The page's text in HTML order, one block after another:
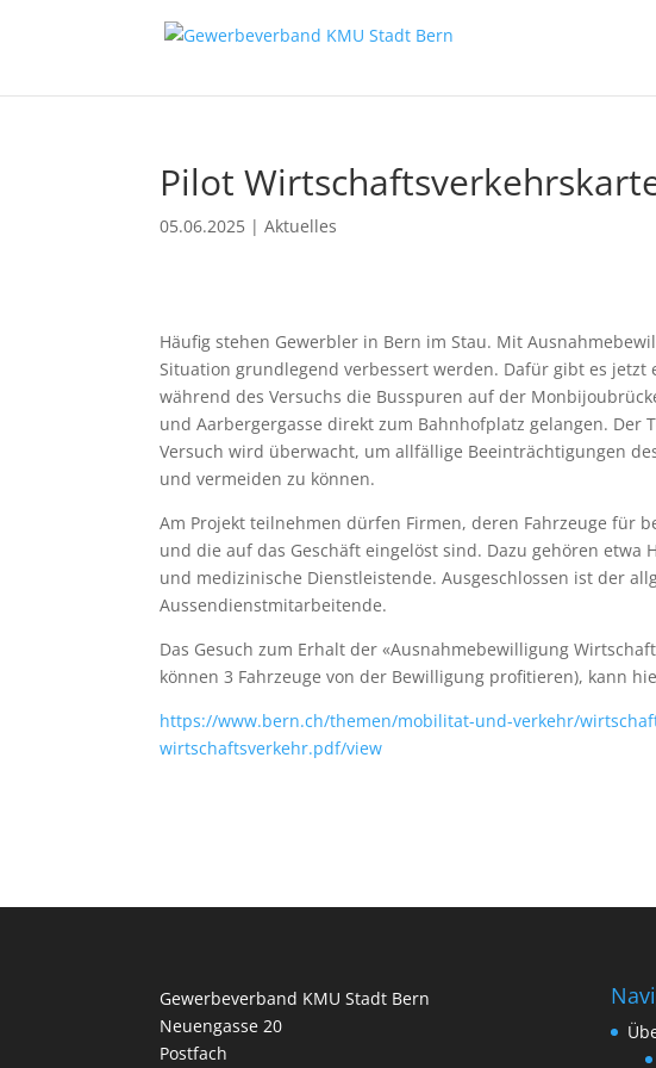
Pilot
05.06.2025 |Aktuelles
Häufig stehen Gewerbler in Bern im Stau. Mit
Situation grundlegend verbessert werden. Dafür gibt es jetzt
während des Versuchs die Busspuren auf der
und Aarbergergasse direkt zum Bahnhofplatz gelangen. Der
Versuch wird überwacht, um allfällige Beeinträchtigungen
und vermeiden zu können.
Am Projekt teilnehmen dürfen Firmen, deren Fahrzeuge für
und die auf das Geschäft eingelöst sind. Dazu gehören
und medizinische Dienstleistende. Ausgeschlossen ist der
Aussendienstmitarbeitende.
Das Gesuch zum Erhalt der «Ausnahmebewilligung
können 3 Fahrzeuge von der Bewilligung profitieren), kann
https://www.bern.ch/themen/mobilitat-und-verkehr/
wirtschaftsverkehr.pdf/view
Gewerbeverband KMU Stadt Bern
Neuengasse 20
Postfach